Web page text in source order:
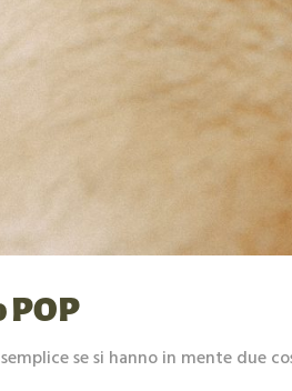
POP
se si hanno in mente due